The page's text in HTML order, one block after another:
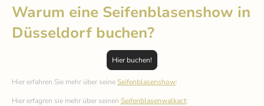
Warum eine Seifenblasenshow in
Düsseldorf buchen?
Hier buchen!
Hier erfahren Sie mehr über seineSeifenblasenshow:
Hier erfagren sie mehr über seinen Seifenblasenwalkact: